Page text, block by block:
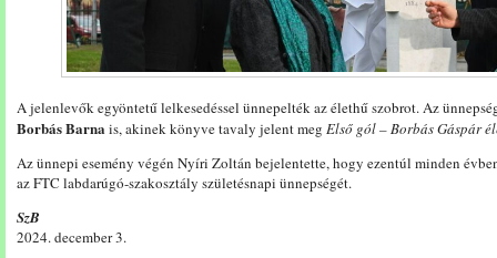
A jelenlevők egyöntetű lelkesedéssel ünnepelték az élethű szobrot. Az
Borbás Barna is, akinek könyve tavaly jelent meg Első gól – Borbás Gáspár
Az ünnepi esemény végén Nyíri Zoltán bejelentette, hogy ezentúl minden
az FTC labdarúgó-szakosztály születésnapi ünnepségét.
SzB
2024. december 3.